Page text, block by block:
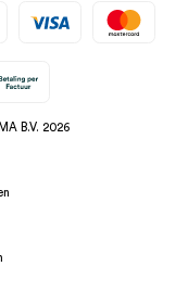
B.V. 2026